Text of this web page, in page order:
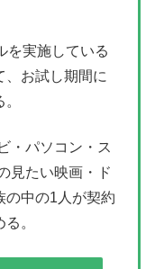
を実施している
、お試し期間に
・パソコン・ス
見たい映画・ド
の中の1人が契約
。